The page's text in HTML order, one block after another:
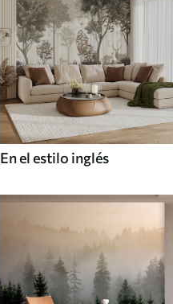
En el estilo inglés